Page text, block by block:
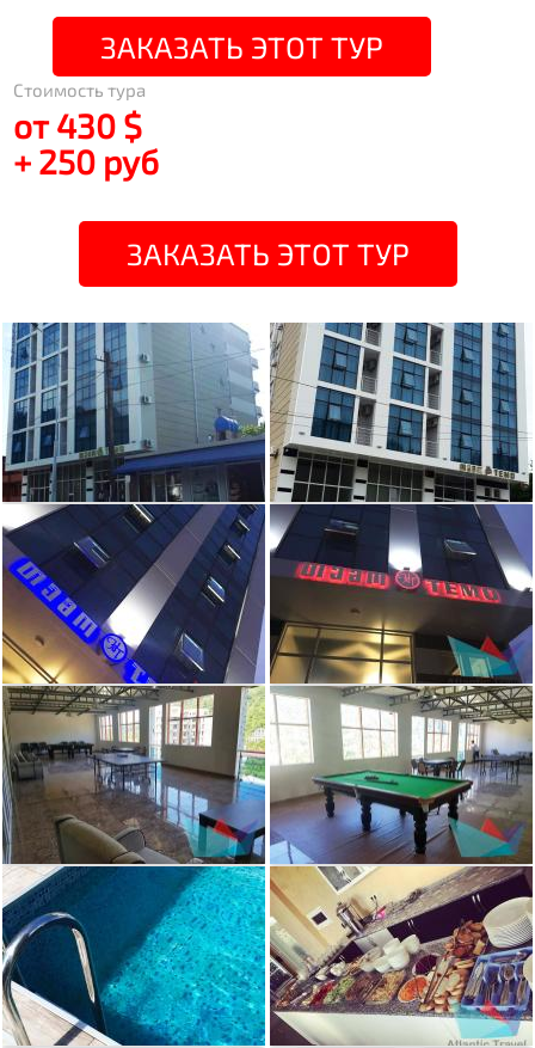
ЗАКАЗАТЬ ЭТОТ ТУР
Стоимость тура
от 430 $
+ 250 руб
ЗАКАЗАТЬ ЭТОТ ТУР